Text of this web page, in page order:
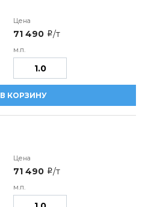
71 490 i/т
В КОРЗИНУ
71 490 i/т